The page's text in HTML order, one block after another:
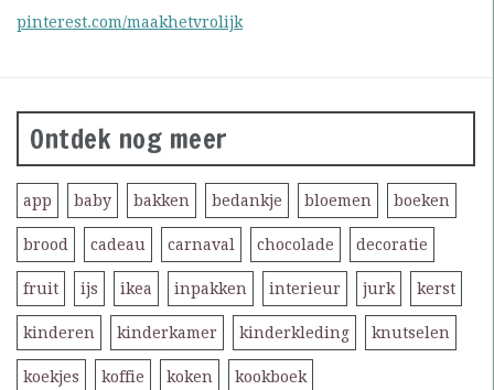
pinterest.com/maakhetvrolijk
Ontdek nog meer
app baby bakken bedankje bloemen boeken
brood cadeau carnaval chocolade decoratie
fruit ijs ikea inpakken interieur jurk kerst
kinderen kinderkamer kinderkleding knutselen
koekjes koffie koken kookboek